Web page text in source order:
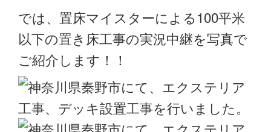
では、置床マイスターによる100平米
以下の置き床工事の実況中継を写真で
ご紹介します！！